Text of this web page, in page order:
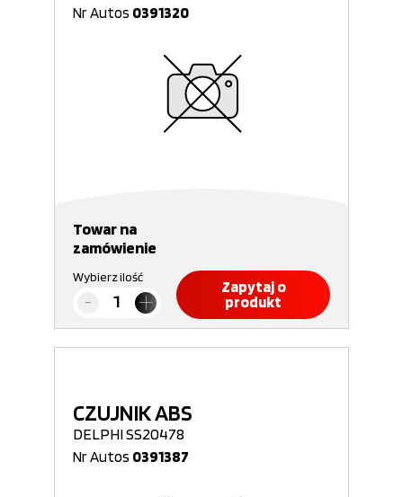
Nr Autos 0391320
Towar na
zamówienie
Wybierz ilość
Zapytaj o
produkt
CZUJNIK ABS
DELPHI SS20478
Nr Autos 0391387